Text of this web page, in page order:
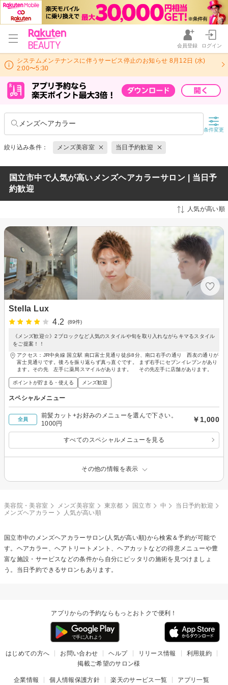
会員登録 ログイン
システムメンテナンスに伴うサービス停止のお知らせ 8月12日 (水)
2:00〜5:30
メンズヘアカラー
条件変更
絞り込み条件： メンズ美容室 当日予約歓迎
国立市中で人気が高いメンズヘアカラーサロン | 当日予
約歓迎
人気が高い順
Stella Lux
4.2
(89件)
《メンズ歓迎☆》2ブロックなど人気のスタイルや旬を取り入れながらキマるスタイル
をご提案！！
アクセス：JR中央線 国立駅 南口富士見通り徒歩8分、南口右手の通り 西友の通りが
富士見通りです。後ろを振り返らず真っ直ぐです。 まず右手にセブンイレブンがあり
ます。その先 左手に薬局スマイルがあります。 その先左手に店舗があります。
ポイントが貯まる・使える メンズ歓迎
スペシャルメニュー
全員
前髪カット+お好みのメニューを選んで下さい。
1000円
￥1,000
すべてのスペシャルメニューを見る
その他の情報を表示
美容院・美容室 メンズ美容室 東京都 国立市 中
当日予約歓迎
メンズヘアカラー
人気が高い順
国立市中の メンズヘアカラーサロン(人気が高い順)から検索＆予約が可能で
す。ヘアカラー、ヘアトリートメント、ヘアカットなどの得意メニューや豊
富な施設・サービスなどの条件から自分にピッタリの施術を見つけましょ
う。当日予約できるサロンもあります。
アプリからの予約ならもっとおトクで便利！
はじめての方へ お問い合わせ ヘルプ リリース情報
利用規約
掲載ご希望のサロン様
企業情報 個人情報保護方針 楽天のサービス一覧 アプリ一覧